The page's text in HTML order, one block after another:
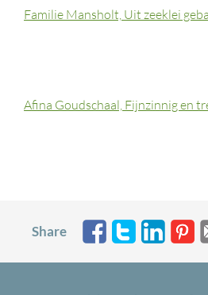
Familie Mansholt, Uit zeeklei
Afina Goudschaal, Fijnzinnig en
Share